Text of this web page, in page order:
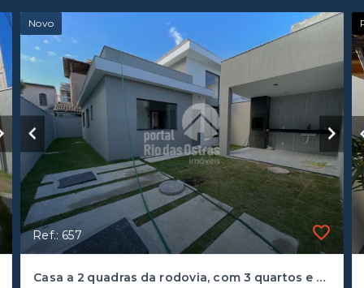
Novo
Ref.: 657
Casa a 2 quadras da rodovia, com 3 quartos e amplo quintal